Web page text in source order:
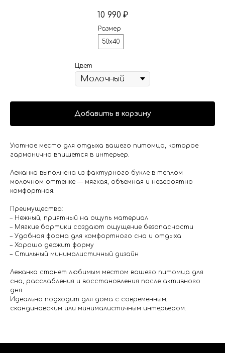
10 990 ₽
Размер
50x40
Цвет
Добавить в корзину
Уютное место для отдыха вашего питомца, которое
гармонично впишется в интерьер.
Лежанка выполнена из фактурного букле в теплом
молочном оттенке — мягкая, объемная и невероятно
комфортная.
Преимущества:
– Нежный, приятный на ощупь материал
– Мягкие бортики создают ощущение безопасности
– Удобная форма для комфортного сна и отдыха
– Хорошо держит форму
– Стильный минималистичный дизайн
Лежанка станет любимым местом вашего питомца для
сна, расслабления и восстановления после активного
дня.
Идеально подходит для дома с современным,
скандинавским или минималистичным интерьером.